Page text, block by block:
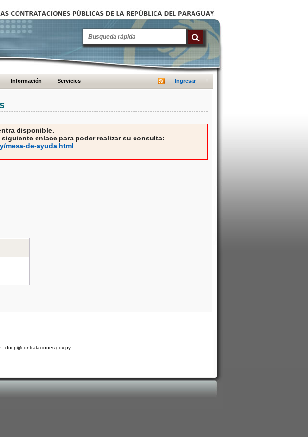
Información Servicios Ingresar
disponible.
enlace para poder realizar su consulta:
mesa-de-ayuda.html
dncp@contrataciones.gov.py